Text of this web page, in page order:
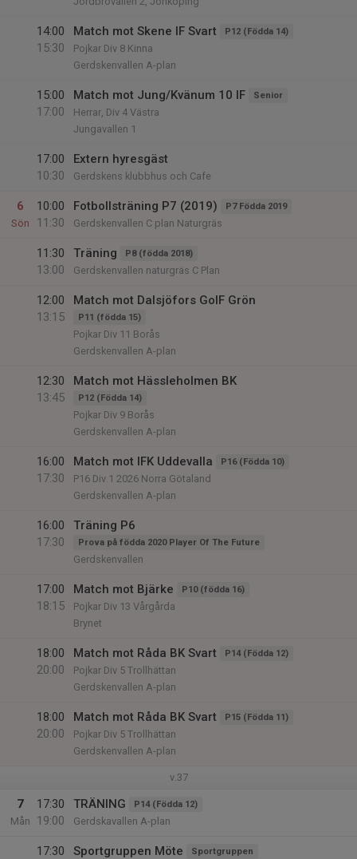
14:00
15:30
Match mot Skene IF Svart P12 (Födda 14)
Pojkar Div 8 Kinna
Gerdskenvallen A-plan
15:00
17:00
Match mot Jung/Kvänum 10 IF Senior
Herrar, Div 4 Västra
Jungavallen 1
17:00
10:30
Extern hyresgäst
Gerdskens klubbhus och Cafe
6
Sön
10:00
11:30
Fotbollsträning P7 (2019) P7 Födda 2019
Gerdskenvallen C plan Naturgräs
11:30
13:00
Träning P8 (födda 2018)
Gerdskenvallen naturgräs C Plan
12:00
13:15
Match mot Dalsjöfors GoIF Grön
P11 (födda 15)
Pojkar Div 11 Borås
Gerdskenvallen A-plan
12:30
13:45
Match mot Hässleholmen BK
P12 (Födda 14)
Pojkar Div 9 Borås
Gerdskenvallen A-plan
16:00
17:30
Match mot IFK Uddevalla P16 (Födda 10)
P16 Div.1 2026 Norra Götaland
Gerdskenvallen A-plan
16:00
17:30
Träning P6
Prova på födda 2020 Player Of The Future
Gerdskenvallen
17:00
18:15
Match mot Bjärke P10 (födda 16)
Pojkar Div 13 Vårgårda
Brynet
18:00
20:00
Match mot Råda BK Svart P14 (Födda 12)
Pojkar Div 5 Trollhättan
Gerdskenvallen A-plan
18:00
20:00
Match mot Råda BK Svart P15 (Födda 11)
Pojkar Div 5 Trollhättan
Gerdskenvallen A-plan
v.37
7
Mån
17:30
19:00
TRÄNING P14 (Födda 12)
Gerdskavallen A-plan
17:30
Sportgruppen Möte Sportgruppen